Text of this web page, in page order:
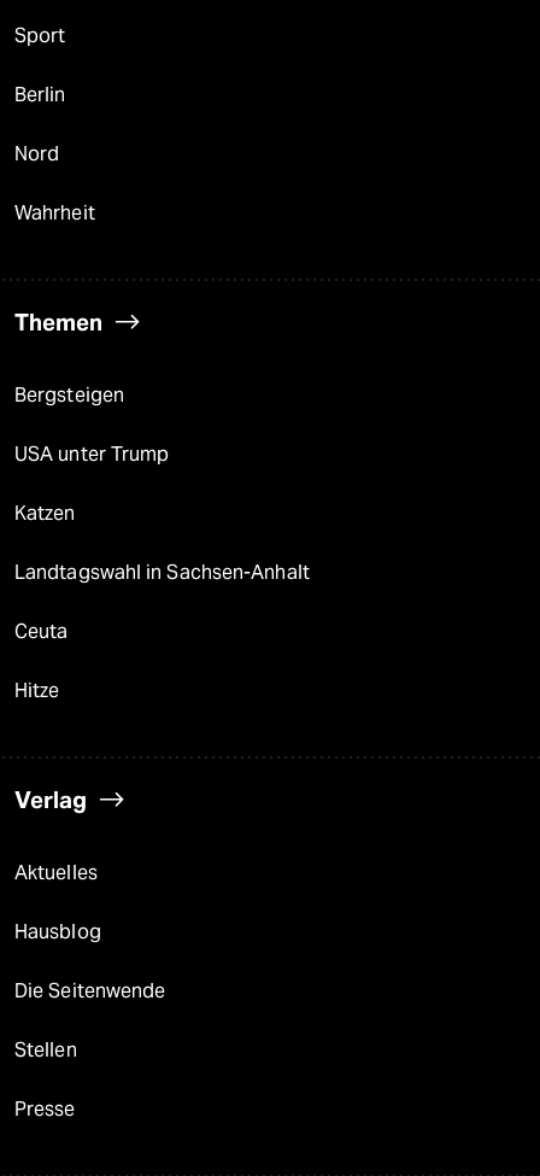
Sport
Berlin
Nord
Wahrheit
Themen
Bergsteigen
USA unter Trump
Katzen
Landtagswahl in Sachsen-Anhalt
Ceuta
Hitze
Verlag
Aktuelles
Hausblog
Die Seitenwende
Stellen
Presse